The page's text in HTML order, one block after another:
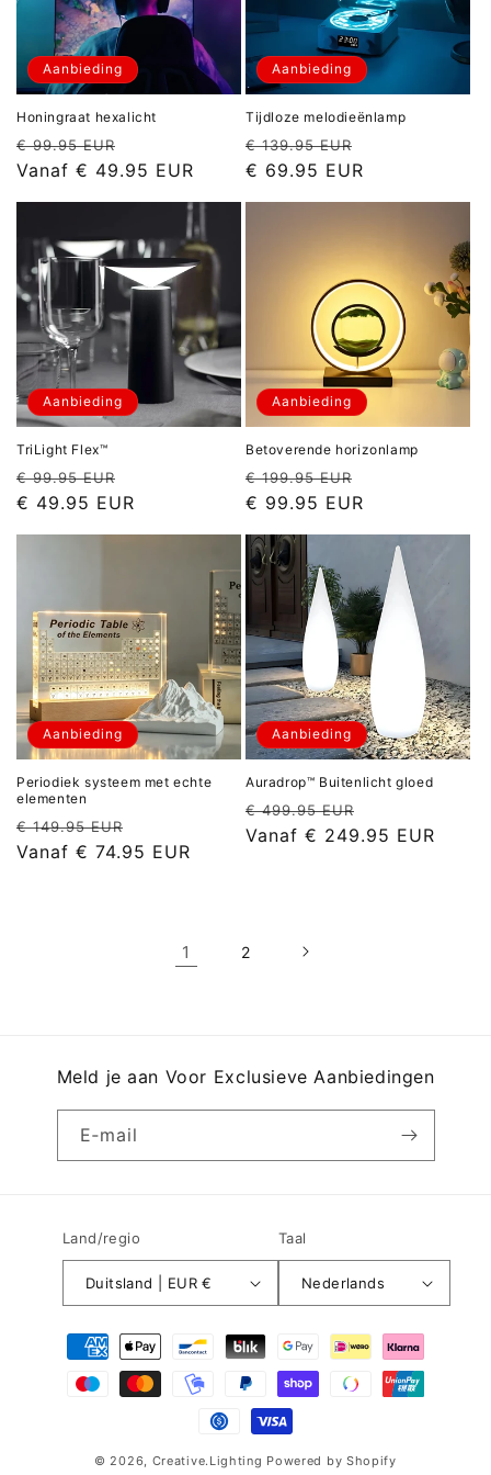
Aanbieding
Honingraat hexalicht
Normale
prijs
€ 99.95 EUR
Aanbiedingsprijs
Vanaf € 49.95 EUR
Aanbieding
Tijdloze melodieënlamp
Normale
prijs
€ 139.95 EUR
€ 69.95 EUR
Aanbieding
TriLight Flex™
Normale
prijs
€ 99.95 EUR
Aanbiedingsprijs
€ 49.95 EUR
Aanbieding
Betoverende horizonlamp
Normale
prijs
€ 199.95 EUR
€ 99.95 EUR
Aanbieding
Periodiek systeem met echte
elementen
Normale
prijs
€ 149.95 EUR
Aanbiedingsprijs
Vanaf € 74.95 EUR
Aanbieding
Auradrop™ Buitenlicht gloed
Normale
prijs
€ 499.95 EUR
Vanaf € 249.95 EUR
1 2
Meld je aan Voor Exclusieve Aanbiedingen
E‑mail
Land/regio
Duitsland | EUR €
Taal
Nederlands
Betaalmethoden
© 2026, Creative.Lighting Powered by Shopify